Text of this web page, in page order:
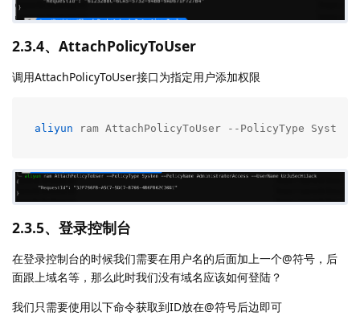
2.3.4、AttachPolicyToUser
调用AttachPolicyToUser接口为指定用户添加权限
aliyun ram AttachPolicyToUser --PolicyType System
2.3.5、登录控制台
在登录控制台的时候我们需要在用户名的后面加上一个@符号，后
面跟上域名等，那么此时我们没有域名应该如何登陆？
我们只需要使用以下命令获取到ID放在@符号后边即可